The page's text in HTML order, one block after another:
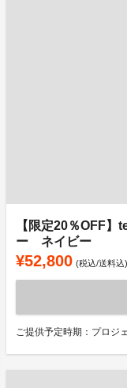
【限定20％OFF
ー ネイビー
¥52,800 (税込/送料込)
ご提供予定時期：プロジ